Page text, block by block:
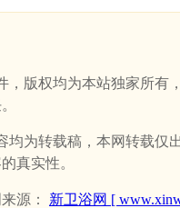
，版权均为本站独家所有
均为转载稿，本网转载仅
真实性。
源： 新卫浴网 [